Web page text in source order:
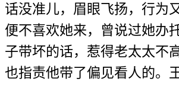
话没准儿，眉眼飞扬，行为
便不喜欢她来，曾说过她办
子带坏的话，惹得老太太不
也指责他带了偏见看人的。